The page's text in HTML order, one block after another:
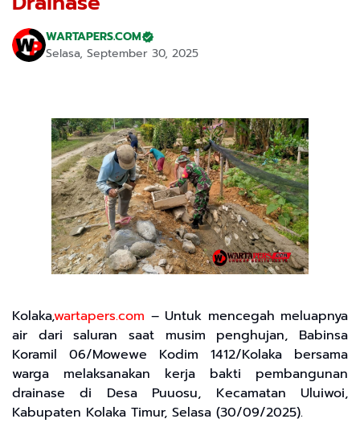
WARTAPERS.COM
Selasa, September 30, 2025
Kolaka,wartapers.com – Untuk mencegah meluapnya
air dari saluran saat musim penghujan, Babinsa
Koramil 06/Mowewe Kodim 1412/Kolaka bersama
warga melaksanakan kerja bakti pembangunan
drainase di Desa Puuosu, Kecamatan Uluiwoi,
Kabupaten Kolaka Timur, Selasa (30/09/2025).